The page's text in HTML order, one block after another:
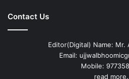
Contact Us
Editor(Digital) Name: Mr.
Email:
Mobile:
read